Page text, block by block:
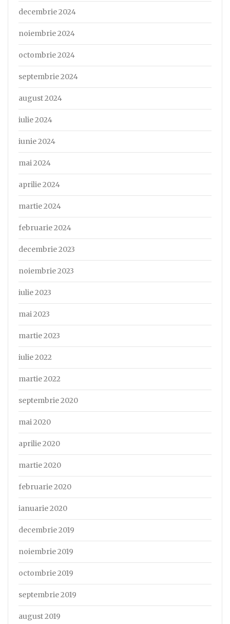
decembrie 2024
noiembrie 2024
octombrie 2024
septembrie 2024
august 2024
iulie 2024
iunie 2024
mai 2024
aprilie 2024
martie 2024
februarie 2024
decembrie 2023
noiembrie 2023
iulie 2023
mai 2023
martie 2023
iulie 2022
martie 2022
septembrie 2020
mai 2020
aprilie 2020
martie 2020
februarie 2020
ianuarie 2020
decembrie 2019
noiembrie 2019
octombrie 2019
septembrie 2019
august 2019